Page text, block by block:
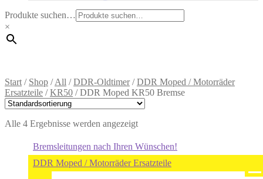
Produkte suchen…
×
Start / Shop /All /DDR-Oldtimer/DDR Moped / Motorräder
Ersatzteile /KR50 /DDR Moped KR50 Bremse
Alle 4 Ergebnisse werden angezeigt
Bremsleitungen nach Ihren Wünschen!
DDR Moped / Motorräder Ersatzteile